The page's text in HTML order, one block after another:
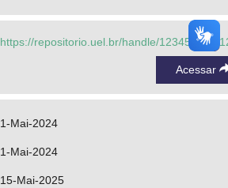
https://repositorio.uel.br/handle/123456789/
Acessar
1-Mai-2024
1-Mai-2024
15-Mai-2025